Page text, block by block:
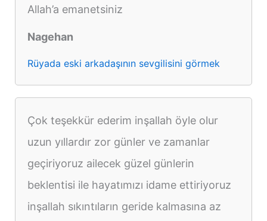
Allah’a emanetsiniz
Nagehan
Rüyada eski arkadaşının sevgilisini görmek
Çok teşekkür ederim inşallah öyle olur
uzun yıllardır zor günler ve zamanlar
geçiriyoruz ailecek güzel günlerin
beklentisi ile hayatımızı idame ettiriyoruz
inşallah sıkıntıların geride kalmasına az